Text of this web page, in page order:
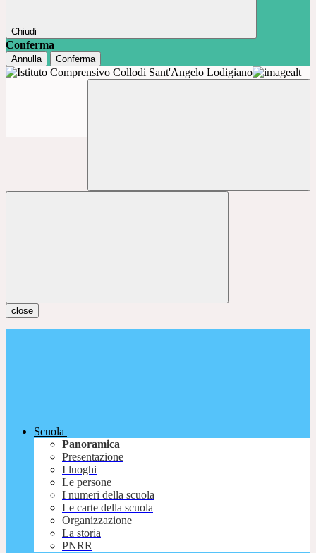
Chiudi
Conferma
Annulla Conferma
close
Scuola
Panoramica
Presentazione
I luoghi
Le persone
I numeri della scuola
Le carte della scuola
Organizzazione
La storia
PNRR